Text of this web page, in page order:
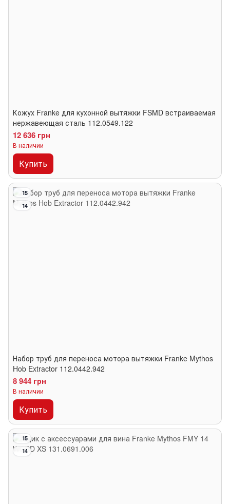
Кожух Franke для кухонной вытяжки FSMD встраиваемая
нержавеющая сталь 112.0549.122
12 636 грн
В наличии
Купить
15
14
Набор труб для переноса мотора вытяжки Franke Mythos
Hob Extractor 112.0442.942
8 944 грн
В наличии
Купить
15
14